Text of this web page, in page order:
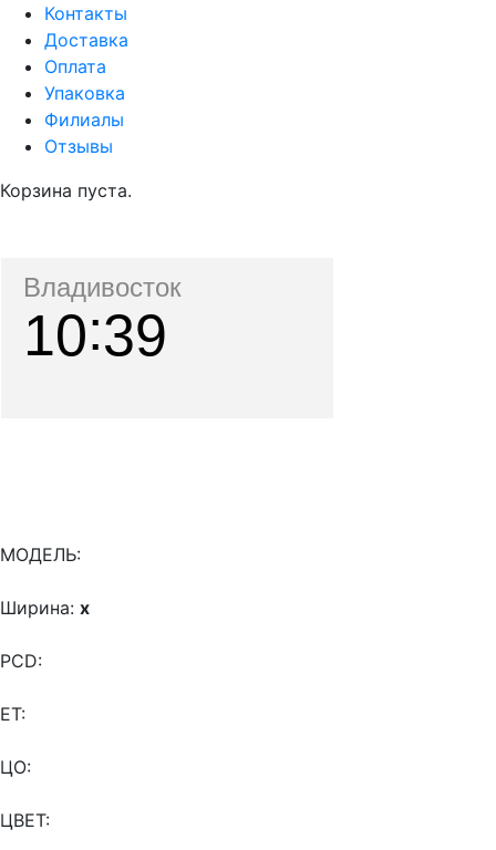
Контакты
Доставка
Оплата
Упаковка
Филиалы
Отзывы
Корзина пуста.
Владивосток
10 39
МОДЕЛЬ:
Ширина: x
PCD:
ET:
ЦО:
ЦВЕТ: